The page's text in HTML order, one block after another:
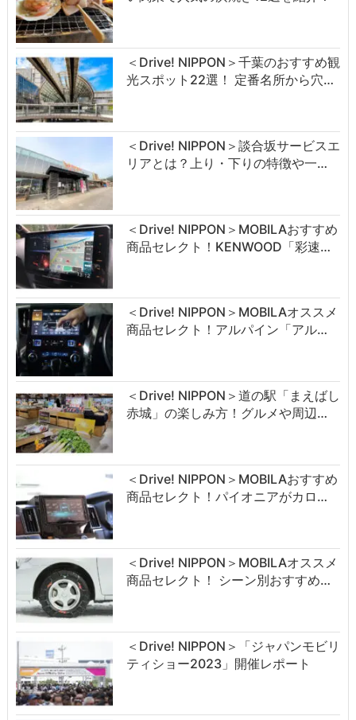
＜Drive! NIPPON＞千葉のおすすめ観
光スポット22選！ 定番名所から穴…
＜Drive! NIPPON＞談合坂サービスエ
リアとは？上り・下りの特徴や一…
＜Drive! NIPPON＞MOBILAおすすめ
商品セレクト！KENWOOD「彩速…
＜Drive! NIPPON＞MOBILAオススメ
商品セレクト！アルパイン「アル…
＜Drive! NIPPON＞道の駅「まえばし
赤城」の楽しみ方！グルメや周辺…
＜Drive! NIPPON＞MOBILAおすすめ
商品セレクト！パイオニアがカロ…
＜Drive! NIPPON＞MOBILAオススメ
商品セレクト！ シーン別おすすめ…
＜Drive! NIPPON＞「ジャパンモビリ
ティショー2023」開催レポート